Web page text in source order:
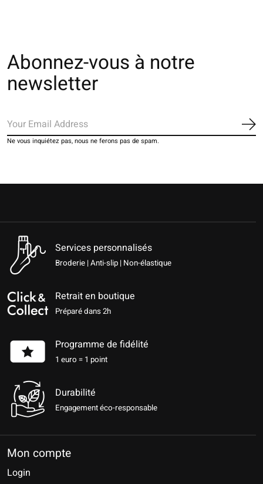
Abonnez-vous à notre
newsletter
Ne vous inquiétez pas, nous ne ferons pas de spam.
Services personnalisés
Broderie | Anti-slip | Non-élastique
Retrait en boutique
Préparé dans 2h
Programme de fidélité
1 euro = 1 point
Durabilité
Engagement éco-responsable
Mon compte
Login